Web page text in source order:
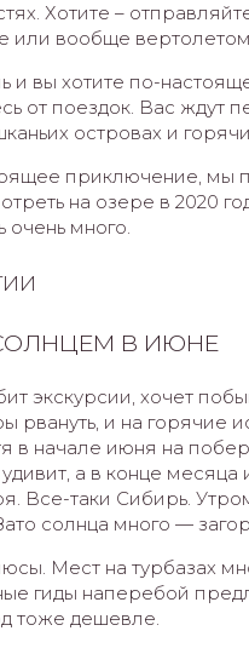
Хотите –
или вообще
и вы хотите по-
от поездок. Вас
островах и
приключение, мы
на озере в 2020
много.
В ИЮНЕ
экскурсии, хочет
рвануть, и на горячие
в начале июня на
а в конце
Все-таки Сибирь.
солнца много —
Мест на турбазах
гиды наперебой
тоже дешевле.